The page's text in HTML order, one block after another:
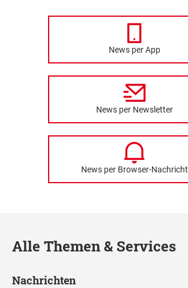
News per App
News per Newsletter
News per Browser-Nachricht
Alle Themen & Services
Nachrichten